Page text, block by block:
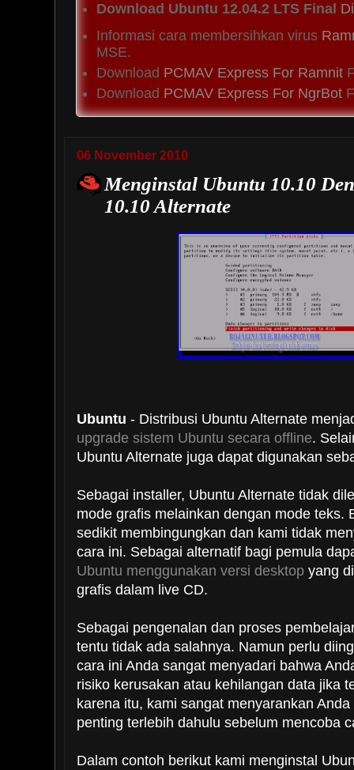
Download Ubuntu 12.04.2 LTS Final
Informasi cara membersihkan virus
MSE.
Download PCMAV Express For Ramnit
Download PCMAV Express For NgrBot
06 November 2010
Menginstal Ubuntu 10.10
10.10 Alternate
Ubuntu - Distribusi Ubuntu Alternate
upgrade sistem Ubuntu secara offline.
Ubuntu Alternate juga dapat digunakan
Sebagai installer, Ubuntu Alternate tidak
mode grafis melainkan dengan mode teks.
sedikit membingungkan dan kami tidak
cara ini. Sebagai alternatif bagi pemula
Ubuntu menggunakan versi desktop yang
grafis dalam live CD.
Sebagai pengenalan dan proses
tentu tidak ada salahnya. Namun perlu
cara ini Anda sangat menyadari bahwa
risiko kerusakan atau kehilangan data jika
karena itu, kami sangat menyarankan
penting terlebih dahulu sebelum mencoba
Dalam contoh berikut kami menginstal